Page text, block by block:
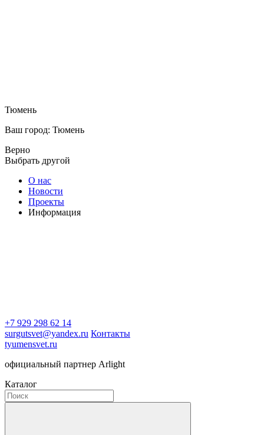
Тюмень
Ваш город: Тюмень
Верно
Выбрать другой
О нас
Новости
Проекты
Информация
+7 929 298 62 14
surgutsvet@yandex.ru Контакты
tyumensvet.ru
официальный партнер Arlight
Каталог